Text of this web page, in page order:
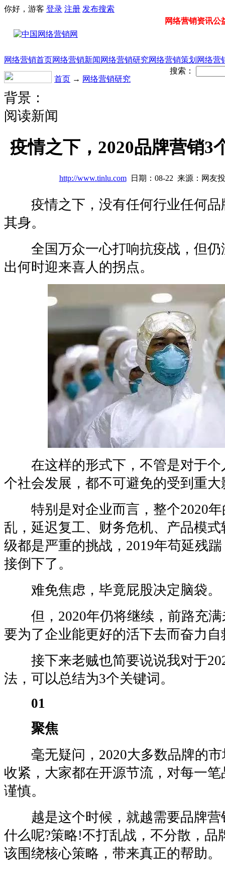
你好，游客 登录 注册 发布搜索
网络营销资讯公
网络营销首页网络营销新闻 网络营销研究网络营销策划 网络营
首页 → 网络营销研究
搜索：
背景：
阅读新闻
疫情之下，2020品牌营销3
http://www.tinlu.com日期：08-22 来源：网友
疫情之下，没有任何行业任何品
其身。
全国万众一心打响抗疫战，但仍
出何时迎来喜人的拐点。
在这样的形式下，不管是对于个
个社会发展，都不可避免的受到重大
特别是对企业而言，整个2020年
乱，延迟复工、财务危机、产品模
级都是严重的挑战，2019年苟延残
接倒下了。
难免焦虑，毕竟屁股决定脑袋。
但，2020年仍将继续，前路充满
要为了企业能更好的活下去而奋力自
接下来老贼也简要说说我对于
法，可以总结为3个关键词。
01
聚焦
毫无疑问，2020大多数品牌的市
收紧，大家都在开源节流，对每一
谨慎。
越是这个时候，就越需要品牌营
什么呢?策略!不打乱战，不分散，品
该围绕核心策略，带来真正的帮助。